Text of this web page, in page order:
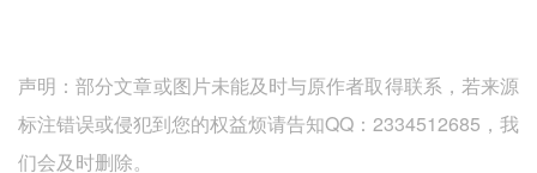
声明：部分文章或图片未能及时与原作者取得联系，若来源
标注错误或侵犯到您的权益烦请告知QQ：2334512685，我
们会及时删除。